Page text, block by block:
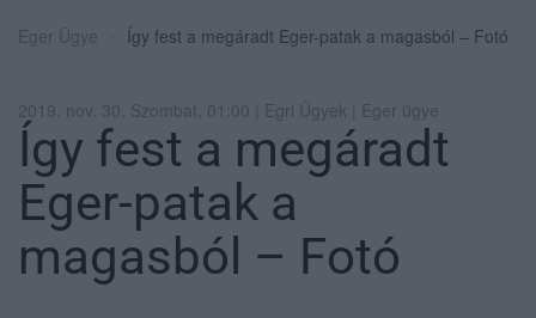
Eger Ügye Így fest a megáradt Eger-patak a magasból – Fotó
2019. nov. 30. Szombat, 01:00 | Egri Ügyek | Eger ügye
Így fest a megáradt
Eger-patak a
magasból – Fotó